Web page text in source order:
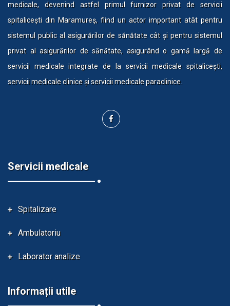
medicale, devenind astfel primul furnizor privat de servicii
spitalicești din Maramureș, fiind un actor important atât pentru
sistemul public al asigurărilor de sănătate cât și pentru sistemul
privat al asigurărilor de sănătate, asigurând o gamă largă de
servicii medicale integrate de la servicii medicale spitalicești,
servicii medicale clinice și servicii medicale paraclinice.
Servicii medicale
Spitalizare
Ambulatoriu
Laborator analize
Informații utile